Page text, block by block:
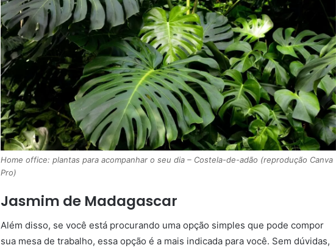
Home office: plantas para acompanhar o seu dia – Costela-de-adão (reprodução Canva
Pro)
Jasmim de Madagascar
Além disso, se você está procurando uma opção simples que pode compor
sua mesa de trabalho, essa opção é a mais indicada para você. Sem dúvidas,